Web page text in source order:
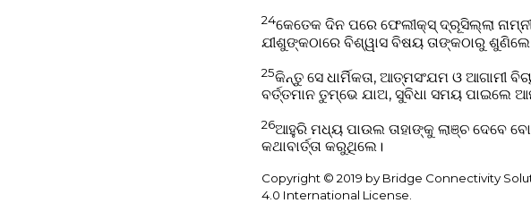
24କେତେକ ଦିନ ପରେ ଫେଲୀକ୍ସ୍‌ ଦ୍ରୂସିଲ୍ଲା
ଯୀଶୁଙ୍କଠାରେ ବିଶ୍ୱାସ ବିଷୟ ତାଙ୍କଠାରୁ
25କିନ୍ତୁ ସେ ଧାର୍ମିକତା, ଆତ୍ମସଂଯମ ଓ ଆଗାମୀ
ବର୍ତ୍ତମାନ ତୁମ୍ଭେ ଯାଅ, ସୁବିଧା ସମୟ ପାଇଲେ
26ଆହୁରି ମଧ୍ୟ ପାଉଲ ତାହାଙ୍କୁ ଲାଞ୍ଚ ଦେବେ
କଥାବାର୍ତ୍ତା କରୁଥିଲେ।
Copyright © 2019 by Bridge Connectivity
4.0 International License.